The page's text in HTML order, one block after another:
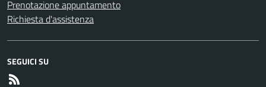
Prenotazione appuntamento
Richiesta d'assistenza
SEGUICI SU